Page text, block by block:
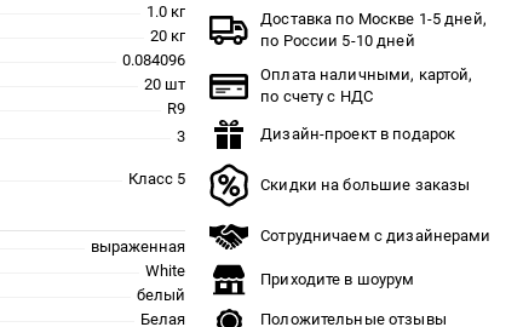
1.0 кг
20 кг
0.084096
20 шт
R9
3
Класс 5
выраженная
White
белый
Белая
Доставка по Москве 1-5 дней,
по России 5-10 дней
Оплата наличными, картой,
по счету с НДС
Дизайн-проект в подарок
Скидки на большие заказы
Сотрудничаем с дизайнерами
Приходите в шоурум
Положительные отзывы